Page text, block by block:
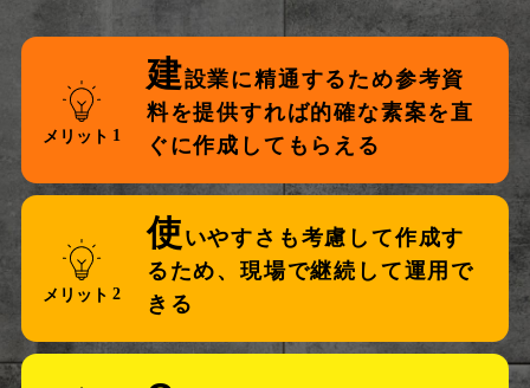
メリット
建設業に精通するため参考資
料を提供すれば的確な素案を直
ぐに作成してもらえる
メリット
使 いやすさも考慮して作成す
るため、現場で継続して運用で
きる